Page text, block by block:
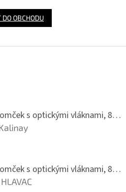
DO OBCHODU
LED umelý stromček s optickými vláknami, 80 cm
je 5 z 5 hviezdičiek.
LED umelý stromček s optickými vláknami, 80 cm
je 5 z 5 hviezdičiek.